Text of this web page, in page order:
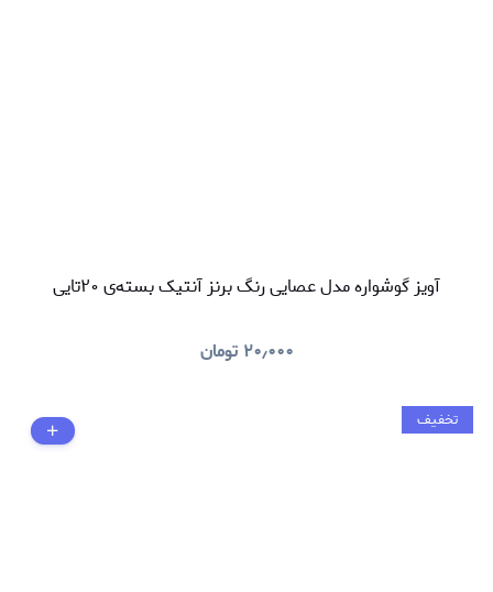
آویز گوشواره مدل عصایی رنگ برنز آنتیک بسته‌ی ۲۰تایی
۲۰٫۰۰۰ تومان
تخفیف